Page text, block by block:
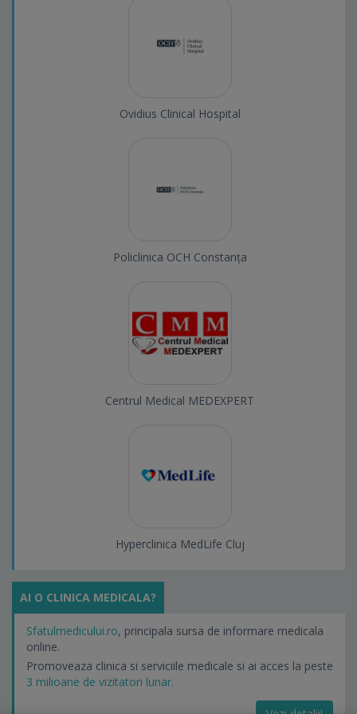
Ovidius Clinical Hospital
Policlinica OCH Constanța
Centrul Medical MEDEXPERT
Hyperclinica MedLife Cluj
AI O CLINICA MEDICALA?
Sfatulmedicului.ro, principala sursa de informare medicala
online.
Promoveaza clinica si serviciile medicale si ai acces la peste
3 milioane de vizitatori lunar.